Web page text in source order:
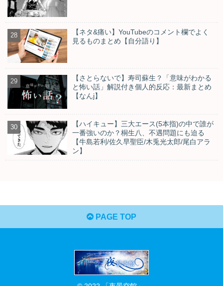
【ネタ&痛い】YouTubeのコメント欄でよく
見るものまとめ【自分語り】
【さとらないで】寿司蘇生？「意味がわかる
と怖い話」解説付き個人的反応：最新まとめ
【なんj】
【ハイキュー】三大エース(5本指)の中で誰が
一番強いのか？桐生八、不遇問題にも迫る
【牛島若利/佐久早聖臣/木兎光太郎/尾白アラ
ン】
PAGE TOP